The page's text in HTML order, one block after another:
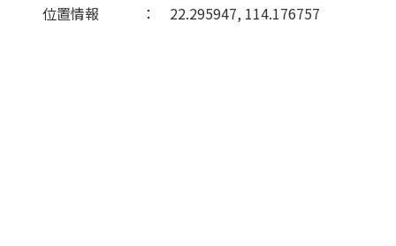
位置情報 ： 22.295947, 114.176757